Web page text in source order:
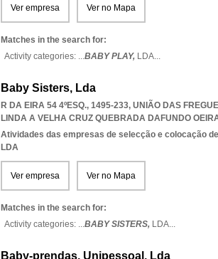
Ver empresa Ver no Mapa
Matches in the search for:
Activity categories: ...BABY PLAY, LDA...
Baby Sisters, Lda
R DA EIRA 54 4ºESQ., 1495-233, UNIÃO DAS
LINDA A VELHA CRUZ QUEBRADA DAFUNDO
Atividades das empresas de selecção e colocação
LDA
Ver empresa Ver no Mapa
Matches in the search for:
Activity categories: ...BABY SISTERS, LDA...
Baby-prendas, Unipessoal, Lda